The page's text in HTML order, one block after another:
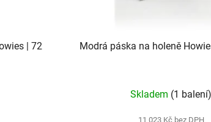
| 72
Modrá páska na holeně
Skladem (1 balení)
11 023 Kč bez DPH